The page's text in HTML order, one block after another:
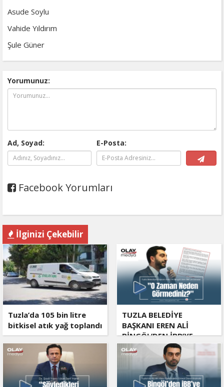
Asude Soylu
Vahide Yıldırım
Şule Güner
Yorumunuz:
Ad, Soyad: E-Posta:
Facebook Yorumları
İlginizi Çekebilir
Tuzla’da 105 bin litre
bitkisel atık yağ toplandı
TUZLA BELEDİYE
BAŞKANI EREN ALİ
BİNGÖL’DEN İBB’YE
SORULAR: "O ZAMAN
NEDEN GÖRMEDİNİZ?